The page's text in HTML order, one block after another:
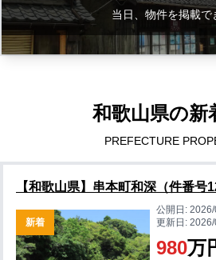
当日、物件を掲載で
和歌山県の新
PREFECTURE
【和歌山県】串本町和深（件番号
新着
公開日:
更新日:
980万